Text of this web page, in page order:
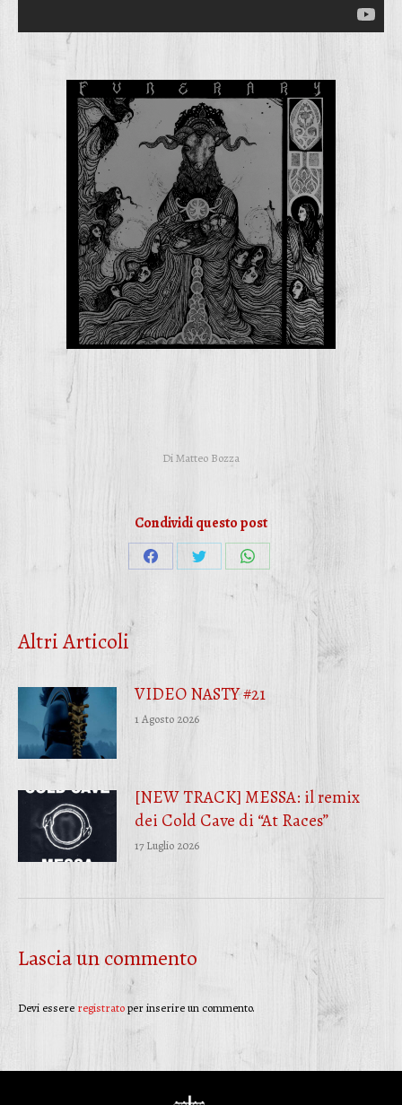
DiMatteo Bozza
Condividi questo post
CondividiCondividiCondividi
su
WhatsApp
Altri Articoli
VIDEO NASTY #21
1 Agosto 2026
[NEW TRACK] MESSA: il remix
dei Cold Cave di “At Races”
17 Luglio 2026
Lascia un commento
Devi essere registratoper inserire un commento.